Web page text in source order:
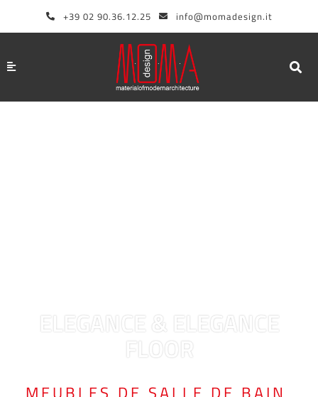
+39 02 90.36.12.25 info@momadesign.it
ELEGANCE & ELEGANCE
FLOOR